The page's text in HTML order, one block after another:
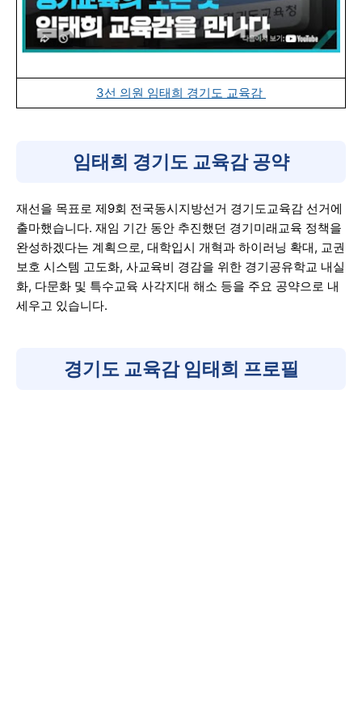
3선 의원 임태희 경기도 교육감
임태희 경기도 교육감 공약
재선을 목표로 제9회 전국동시지방선거 경기도교육감 선거에
출마했습니다. 재임 기간 동안 추진했던 경기미래교육 정책을
완성하겠다는 계획으로, 대학입시 개혁과 하이러닝 확대, 교권
보호 시스템 고도화, 사교육비 경감을 위한 경기공유학교 내실
화, 다문화 및 특수교육 사각지대 해소 등을 주요 공약으로 내
세우고 있습니다.
경기도 교육감 임태희 프로필